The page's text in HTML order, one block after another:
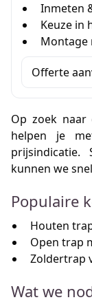
Inmeten
Keuze in
Montage
Offerte
Op zoek
helpen je
kunnen we
Populaire
Houten
Open trap
Zoldertrap
Wat we